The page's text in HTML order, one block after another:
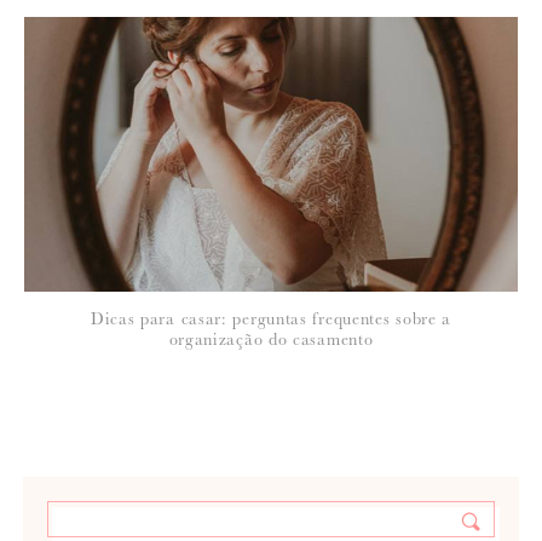
Dicas para casar: perguntas frequentes sobre a
organização do casamento